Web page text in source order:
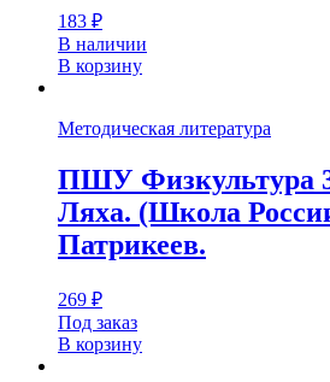
183 ₽
В наличии
В корзину
Методическая литература
ПШУ Физкультура
Ляха. (Школа
Патрикеев.
269 ₽
Под заказ
В корзину